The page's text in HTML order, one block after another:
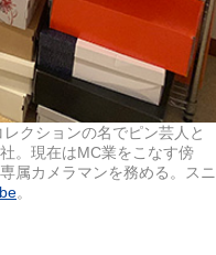
クションの名でピン芸人と
。現在はMC業をこなす傍
属カメラマンを務める。スニ
。